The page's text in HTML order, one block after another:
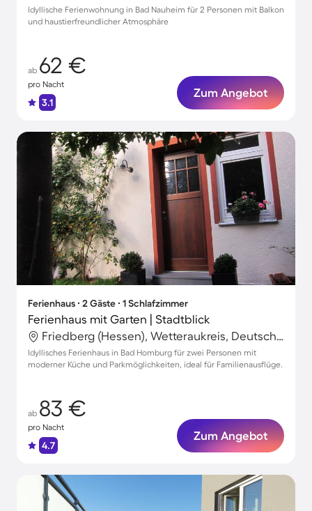
Idyllische Ferienwohnung in Bad Nauheim für 2 Personen mit Balkon
und haustierfreundlicher Atmosphäre
ab 62 €
pro Nacht
3.1
Zum Angebot
Ferienhaus ∙ 2 Gäste ∙ 1 Schlafzimmer
Ferienhaus mit Garten | Stadtblick
Friedberg (Hessen), Wetteraukreis, Deutschland
Idyllisches Ferienhaus in Bad Homburg für zwei Personen mit
moderner Küche und Parkmöglichkeiten, ideal für Familienausflüge.
ab 83 €
pro Nacht
4.7
Zum Angebot